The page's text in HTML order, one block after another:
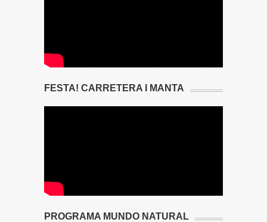
FESTA! CARRETERA I MANTA
PROGRAMA MUNDO NATURAL